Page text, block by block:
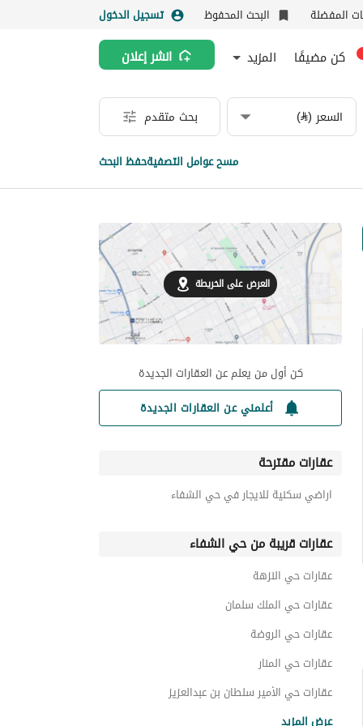
المفضلة البحث المحفوظ تسجيل الدخول
كن مضيفًا المزيد انشر إعلان
السعر (⃁) بحث متقدم
مسح عوامل التصفيةحفظ البحث
العرض على الخريطة
كن أول من يعلم عن العقارات الجديدة
أعلمني عن العقارات الجديدة
عقارات مقترحة
اراضي سكنية للايجار في حي الشفاء
عقارات قريبة من حي الشفاء
عقارات حي النزهة
عقارات حي الملك سلمان
عقارات حي الروضة
عقارات حي المنار
عقارات حي الأمير سلطان بن عبدالعزيز
عرض المزيد